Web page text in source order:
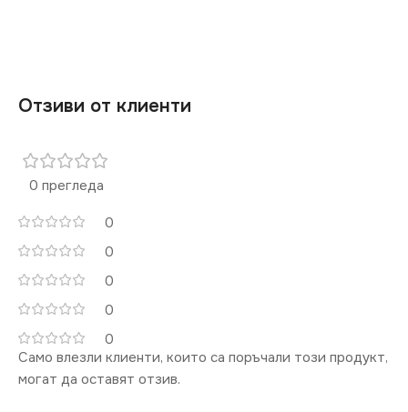
МОЩНОСТ (W) 12
СТЕПЕН НА ЗАЩИТА
ЦВЕТНА
ТЕМПЕРАТУРА (K)
SMD COB
Отзиви от клиенти
0 прегледа
0
0
0
0
0
Само влезли клиенти, които са поръчали този продукт,
могат да оставят отзив.